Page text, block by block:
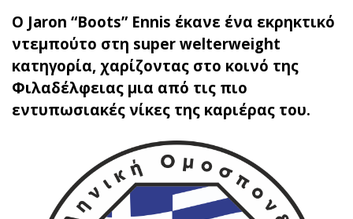
Ο Jaron “Boots” Ennis έκανε ένα εκρηκτικό
ντεμπούτο στη super welterweight
κατηγορία, χαρίζοντας στο κοινό της
Φιλαδέλφειας μια από τις πιο
εντυπωσιακές νίκες της καριέρας του.